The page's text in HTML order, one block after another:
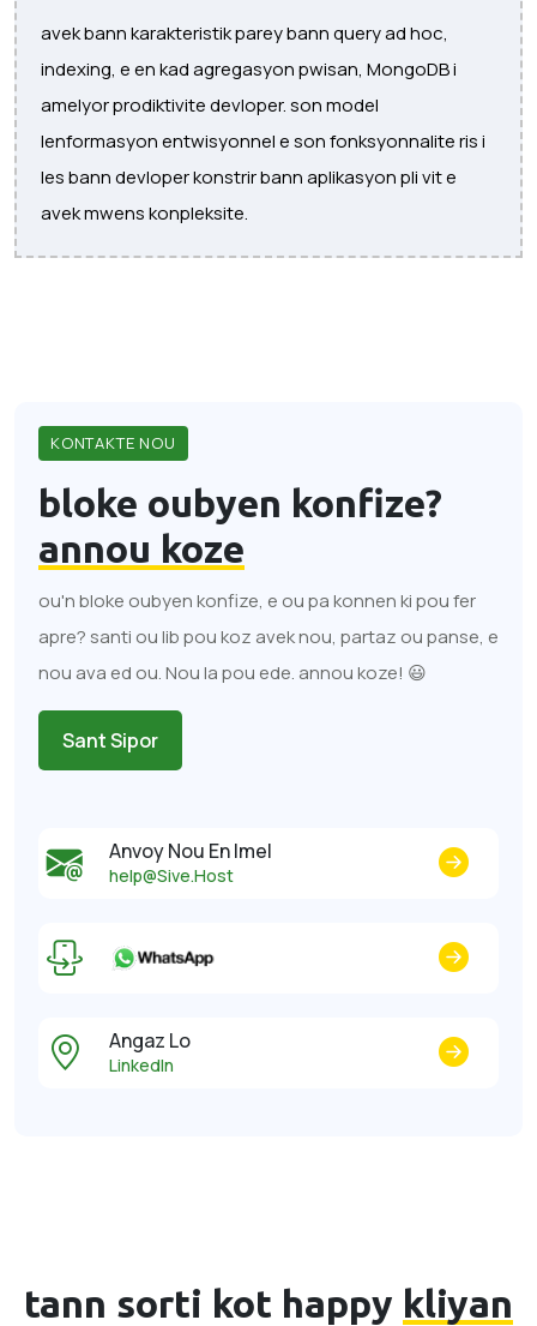
avek bann karakteristik parey bann query ad hoc,
indexing, e en kad agregasyon pwisan, MongoDB i
amelyor prodiktivite devloper. son model
lenformasyon entwisyonnel e son fonksyonnalite ris i
les bann devloper konstrir bann aplikasyon pli vit e
avek mwens konpleksite.
KONTAKTE NOU
bloke oubyen konfize?
annou koze
ou'n bloke oubyen konfize, e ou pa konnen ki pou fer
apre? santi ou lib pou koz avek nou, partaz ou panse, e
nou ava ed ou. Nou la pou ede. annou koze! 😃
Sant Sipor
Anvoy Nou En Imel
help@Sive.Host
Angaz Lo
LinkedIn
tann sorti kot happy kliyan